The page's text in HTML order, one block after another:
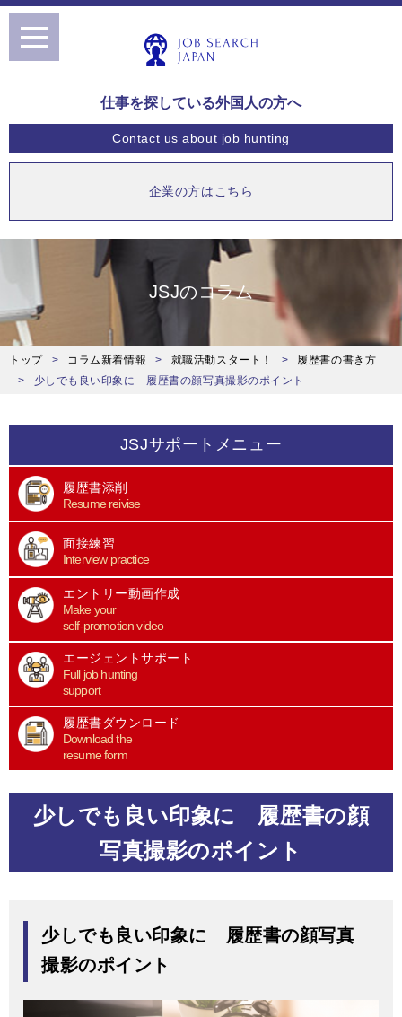
仕事を探している外国人の方へ
Contact usabout job hunting
企業の方はこちら
JSJのコラム
トップ コラム新着情報 就職活動スタート！
履歴書の書き方
少しでも良い印象に 履歴書の顔写真撮影のポイント
toggle
navigation
JSJサポートメニュー
履歴書添削
Resume reivise
面接練習
Interview practice
エントリー動画作成
Make your
self-promotion video
エージェントサポート
Full job hunting
support
履歴書ダウンロード
Download the
resume form
少しでも良い印象に 履歴書の顔
写真撮影のポイント
少しでも良い印象に 履歴書の顔写真
撮影のポイント